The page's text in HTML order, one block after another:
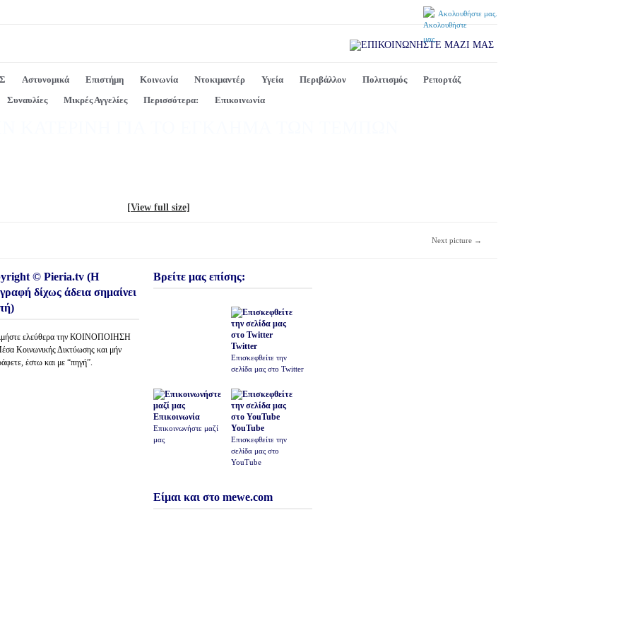
Ακολουθήστε μας.
Αστυνομικά Επιστήμη Κοινωνία Ντοκιμαντέρ Υγεία Περιβάλλον Πολιτισμός
Ρεπορτάζ
Συναυλίες Μικρές Αγγελίες Περισσότερα: Επικοινωνία
[View full size]
Next picture →
© Pieria.tv (Η
δίχως άδεια σημαίνει
ελεύθερα την ΚΟΙΝΟΠΟΙΗΣΗ
Κοινωνικής Δικτύωσης και μήν
έστω και με “πηγή”.
Βρείτε μας επίσης:
Twitter
Επισκεφθείτε την
σελίδα μας στο Twitter
Επικοινωνία
Επικοινωνήστε μαζί
μας
YouTube
Επισκεφθείτε την
σελίδα μας στο
YouTube
Είμαι και στο mewe.com